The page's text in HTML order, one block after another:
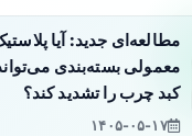
مطالعه‌ای جدید: آیا
معمولی بسته‌بندی
کبد چرب را تشدید کند؟
۱۴۰۵-۰۵-۱۷